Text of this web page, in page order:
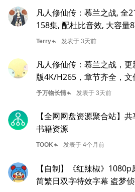
凡人修仙传：慕兰之战, 全
158集, 配杜比音效, 大容量
Terryreply 发表于 3天前
凡人修仙传：慕兰之战，
版4K/H265，章节齐全，文
予万物长情reply 发表于 3天前
【全网网盘资源聚合站】
书籍资源
TOOKreply 发表于 4个月前
【自制】《红辣椒》
简繁日双字特效字幕 盗梦